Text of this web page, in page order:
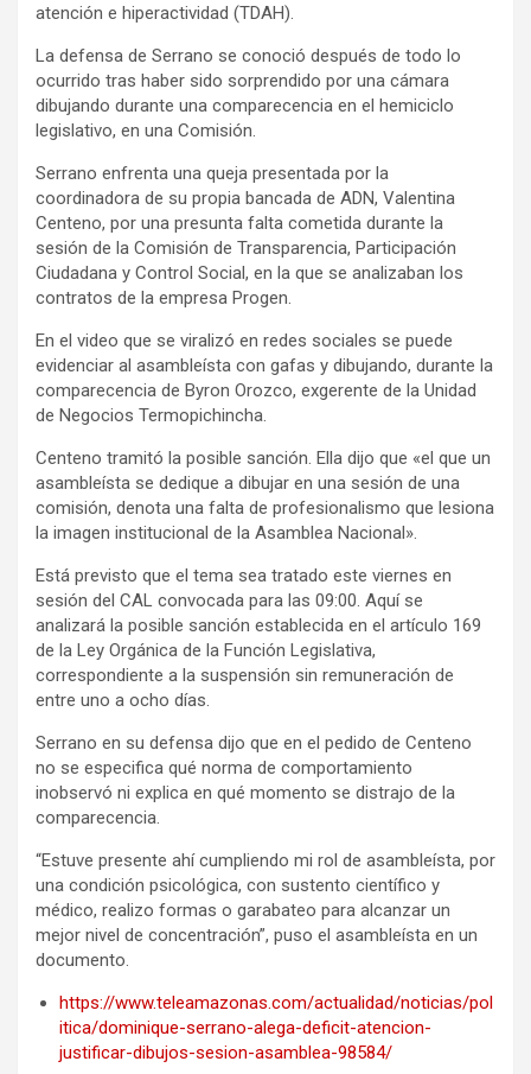
atención e hiperactividad (TDAH).
La defensa de Serrano se conoció después de todo lo
ocurrido tras haber sido sorprendido por una cámara
dibujando durante una comparecencia en el hemiciclo
legislativo, en una Comisión.
Serrano enfrenta una queja presentada por la
coordinadora de su propia bancada de ADN, Valentina
Centeno, por una presunta falta cometida durante la
sesión de la Comisión de Transparencia, Participación
Ciudadana y Control Social, en la que se analizaban los
contratos de la empresa Progen.
En el video que se viralizó en redes sociales se puede
evidenciar al asambleísta con gafas y dibujando, durante la
comparecencia de Byron Orozco, exgerente de la Unidad
de Negocios Termopichincha.
Centeno tramitó la posible sanción. Ella dijo que «el que un
asambleísta se dedique a dibujar en una sesión de una
comisión, denota una falta de profesionalismo que lesiona
la imagen institucional de la Asamblea Nacional».
Está previsto que el tema sea tratado este viernes en
sesión del CAL convocada para las 09:00. Aquí se
analizará la posible sanción establecida en el artículo 169
de la Ley Orgánica de la Función Legislativa,
correspondiente a la suspensión sin remuneración de
entre uno a ocho días.
Serrano en su defensa dijo que en el pedido de Centeno
no se especifica qué norma de comportamiento
inobservó ni explica en qué momento se distrajo de la
comparecencia.
“Estuve presente ahí cumpliendo mi rol de asambleísta, por
una condición psicológica, con sustento científico y
médico, realizo formas o garabateo para alcanzar un
mejor nivel de concentración”, puso el asambleísta en un
documento.
https://www.teleamazonas.com/actualidad/noticias/pol
itica/dominique-serrano-alega-deficit-atencion-
justificar-dibujos-sesion-asamblea-98584/